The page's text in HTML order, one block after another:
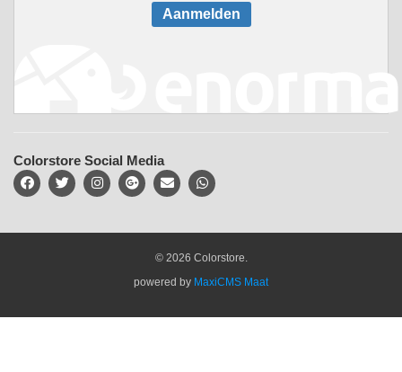
Aanmelden
Colorstore Social Media
© 2026 Colorstore.
powered by MaxiCMS Maat